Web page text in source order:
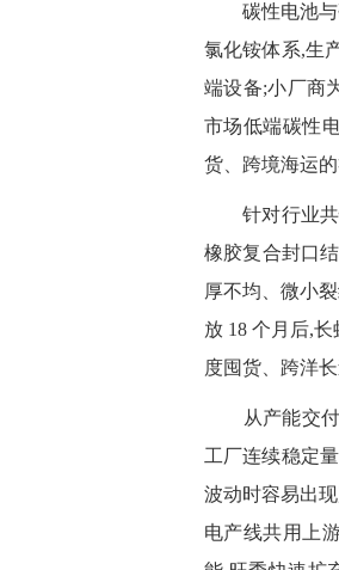
碳性电池与碱
氯化铵体系,生
端设备;小厂商
市场低端碳性
货、跨境海运
针对行业共
橡胶复合封口
厚不均、微小
放 18 个月后,
度囤货、跨洋
从产能交付
工厂连续稳定
波动时容易出
电产线共用上